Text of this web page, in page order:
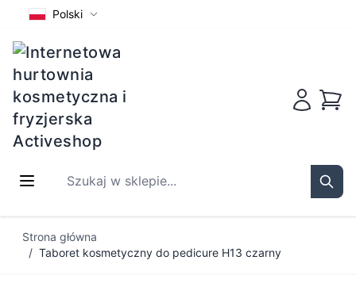
Polski
Szukaj w sklepie...
Strona główna
/ Taboret kosmetyczny do pedicure H13 czarny